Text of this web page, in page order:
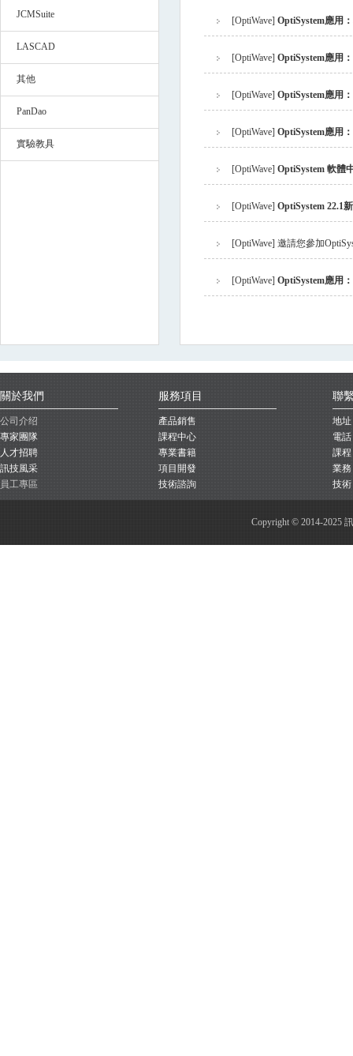
JCMSuite
LASCAD
其他
PanDao
實驗教具
[OptiWave] OptiSystem應用
[OptiWave] OptiSystem應用
[OptiWave] OptiSystem應用
[OptiWave] OptiSystem應用
[OptiWave] OptiSystem 軟體
[OptiWave] OptiSystem 22.1
[OptiWave] 邀請您參加
[OptiWave] OptiSystem應用
關於我們
公司介绍
專家團隊
人才招聘
訊技風采
員工專區
服務項目
產品銷售
課程中心
專業書籍
項目開發
技術諮詢
聯
地
電
課程
業務
技術
Copyright © 2014-2025